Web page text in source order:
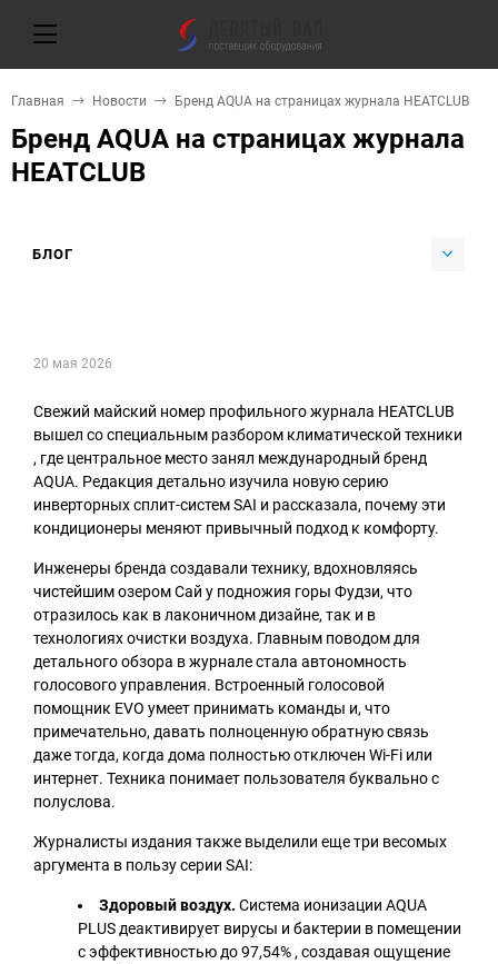
Главная Новости Бренд AQUA на страницах журнала HEATCLUB
Бренд AQUA на страницах журнала
HEATCLUB
20 мая 2026
Свежий майский номер профильного журнала HEATCLUB
вышел со специальным разбором климатической техники
, где центральное место занял международный бренд
AQUA. Редакция детально изучила новую серию
инверторных сплит-систем SAI и рассказала, почему эти
кондиционеры меняют привычный подход к комфорту.
Инженеры бренда создавали технику, вдохновляясь
чистейшим озером Сай у подножия горы Фудзи, что
отразилось как в лаконичном дизайне, так и в
технологиях очистки воздуха. Главным поводом для
детального обзора в журнале стала автономность
голосового управления. Встроенный голосовой
помощник EVO умеет принимать команды и, что
примечательно, давать полноценную обратную связь
даже тогда, когда дома полностью отключен Wi-Fi или
интернет. Техника понимает пользователя буквально с
полуслова.
Журналисты издания также выделили еще три весомых
аргумента в пользу серии SAI:
Здоровый воздух. Система ионизации AQUA
PLUS деактивирует вирусы и бактерии в помещении
с эффективностью до 97,54% , создавая ощущение
БЛОГ